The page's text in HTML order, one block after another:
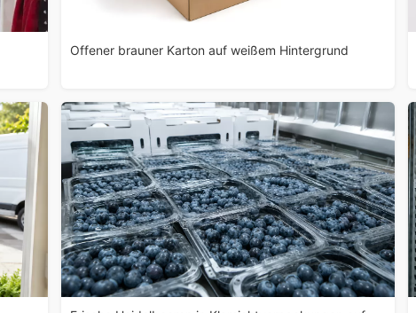
Offener brauner Karton auf weißem Hintergrund